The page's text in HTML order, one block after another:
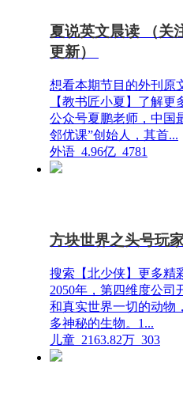
夏说英文晨读 （关
更新）
想看本期节目的外刊原
【教书匠小夏】了解更
公众号夏鹏老师，中国
邻优课”创始人，其首...
外语 4.96亿 4781
方块世界之头号玩
搜索【北少侠】更多精
2050年，第四维度公
和真实世界一切的动物
多神秘的生物。1...
儿童 2163.82万 303